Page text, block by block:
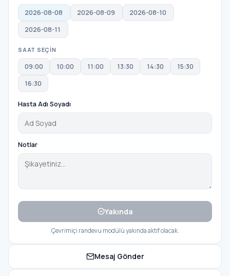
2026-08-08 2026-08-09
2026-08-10
2026-08-11
SAAT SEÇİN
09:00 10:00 11:00 13:30 14:30
15:30
16:30
Hasta Adı Soyadı
Notlar
Yakında
Çevrimiçi randevu modülü yakında aktif olacak.
Mesaj Gönder